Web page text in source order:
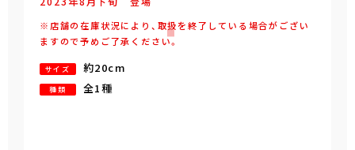
※店舗の在庫状況により、取扱を終了している場合がござい
ますので予めご了承ください。
サイズ 約20cm
種類 全1種